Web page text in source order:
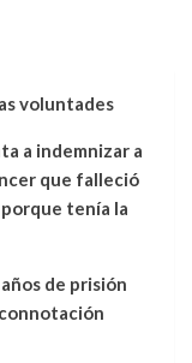
voluntades
a indemnizar a
que falleció
tenía la
de prisión